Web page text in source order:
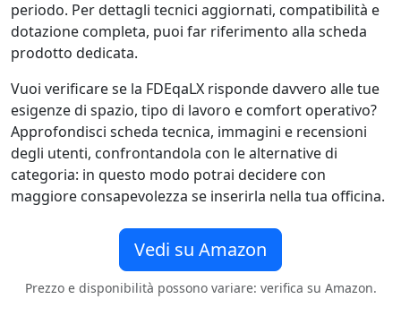
periodo. Per dettagli tecnici aggiornati, compatibilità e
dotazione completa, puoi far riferimento alla scheda
prodotto dedicata.
Vuoi verificare se la FDEqaLX risponde davvero alle tue
esigenze di spazio, tipo di lavoro e comfort operativo?
Approfondisci scheda tecnica, immagini e recensioni
degli utenti, confrontandola con le alternative di
categoria: in questo modo potrai decidere con
maggiore consapevolezza se inserirla nella tua officina.
Vedi su Amazon
Prezzo e disponibilità possono variare: verifica su Amazon.